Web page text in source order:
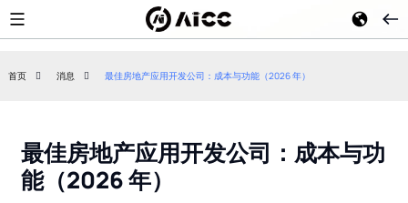
站的许可
命，这对未来
首页 消息 最佳房地产应用开发公司：成本与功能（2026 年）
最佳房地产应用开发公司：成本与功
能（2026 年）